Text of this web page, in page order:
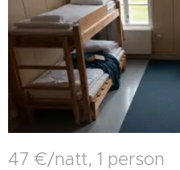
47 €/natt, 1 person